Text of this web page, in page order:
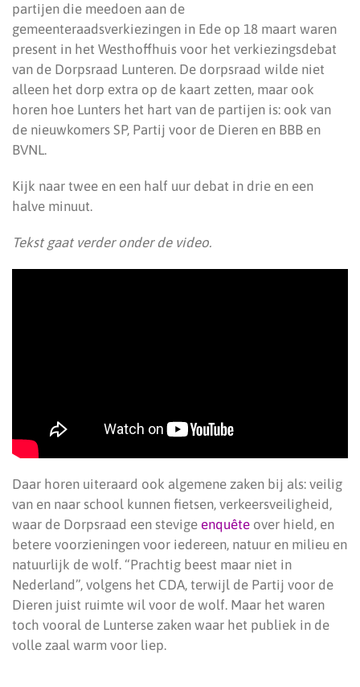
partijen die meedoen aan de
gemeenteraadsverkiezingen in Ede op 18 maart waren
present in het Westhoffhuis voor het verkiezingsdebat
van de Dorpsraad Lunteren. De dorpsraad wilde niet
alleen het dorp extra op de kaart zetten, maar ook
horen hoe Lunters het hart van de partijen is: ook van
de nieuwkomers SP, Partij voor de Dieren en BBB en
BVNL.
Kijk naar twee en een half uur debat in drie en een
halve minuut.
Tekst gaat verder onder de video.
Daar horen uiteraard ook algemene zaken bij als: veilig
van en naar school kunnen fietsen, verkeersveiligheid,
waar de Dorpsraad een stevige enquête over hield, en
betere voorzieningen voor iedereen, natuur en milieu en
natuurlijk de wolf. “Prachtig beest maar niet in
Nederland”, volgens het CDA, terwijl de Partij voor de
Dieren juist ruimte wil voor de wolf. Maar het waren
toch vooral de Lunterse zaken waar het publiek in de
volle zaal warm voor liep.